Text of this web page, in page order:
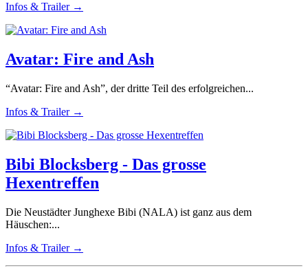
Infos & Trailer →
Avatar: Fire and Ash
“Avatar: Fire and Ash”, der dritte Teil des erfolgreichen...
Infos & Trailer →
Bibi Blocksberg - Das grosse
Hexentreffen
Die Neustädter Junghexe Bibi (NALA) ist ganz aus dem
Häuschen:...
Infos & Trailer →